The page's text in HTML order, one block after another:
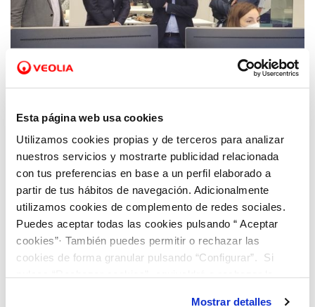
Esta página web usa cookies
Utilizamos cookies propias y de terceros para analizar
nuestros servicios y mostrarte publicidad relacionada
con tus preferencias en base a un perfil elaborado a
partir de tus hábitos de navegación. Adicionalmente
utilizamos cookies de complemento de redes sociales.
Puedes aceptar todas las cookies pulsando “ Aceptar
cookies”· También puedes permitir o rechazar las
cookies de forma granular pulsando “Configurar”. Si
Mostrar detalles
09 JUL 2021
Segundo del Consell y Conseller de Vivienda
y Arquitectura Bioclimática visita el centro
de innovación Dinapsis de Benidorm